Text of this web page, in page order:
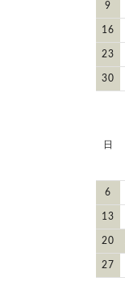
9
16
23
30
日
6
13
20
27